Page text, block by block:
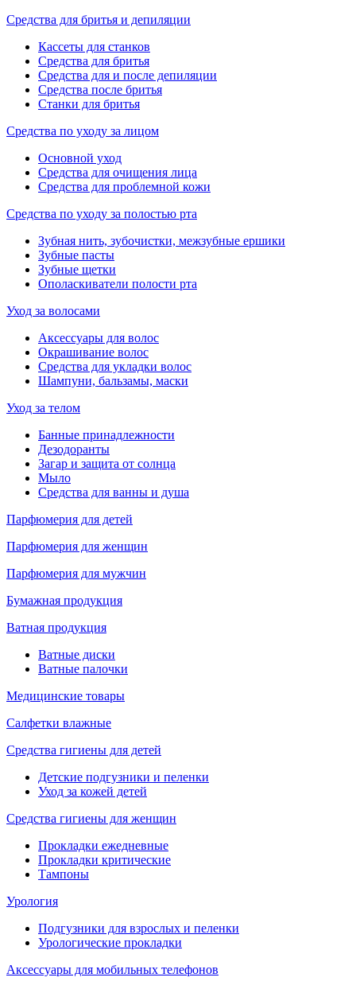
Средства для бритья и депиляции
Кассеты для станков
Средства для бритья
Средства для и после депиляции
Средства после бритья
Станки для бритья
Средства по уходу за лицом
Основной уход
Средства для очищения лица
Средства для проблемной кожи
Средства по уходу за полостью рта
Зубная нить, зубочистки, межзубные ершики
Зубные пасты
Зубные щетки
Ополаскиватели полости рта
Уход за волосами
Аксессуары для волос
Окрашивание волос
Средства для укладки волос
Шампуни, бальзамы, маски
Уход за телом
Банные принадлежности
Дезодоранты
Загар и защита от солнца
Мыло
Средства для ванны и душа
Парфюмерия для детей
Парфюмерия для женщин
Парфюмерия для мужчин
Бумажная продукция
Ватная продукция
Ватные диски
Ватные палочки
Медицинские товары
Салфетки влажные
Средства гигиены для детей
Детские подгузники и пеленки
Уход за кожей детей
Средства гигиены для женщин
Прокладки ежедневные
Прокладки критические
Тампоны
Урология
Подгузники для взрослых и пеленки
Урологические прокладки
Аксессуары для мобильных телефонов